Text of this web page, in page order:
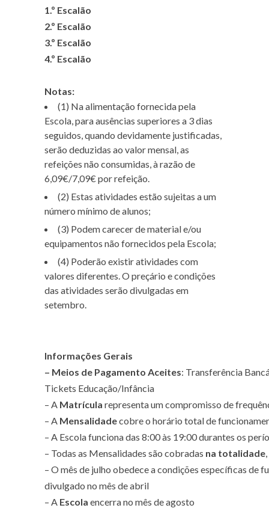
1.º Escalão
2.º Escalão
3.º Escalão
4.º Escalão
Notas:
(1) Na alimentação fornecida pela
Escola, para ausências superiores a 3 dias
seguidos, quando devidamente justificadas,
serão deduzidas ao valor mensal, as
refeições não consumidas, à razão de
6,09€/7,09€ por refeição.
(2) Estas atividades estão sujeitas a um
número mínimo de alunos;
(3) Podem carecer de material e/ou
equipamentos não fornecidos pela Escola;
(4) Poderão existir atividades com
valores diferentes. O preçário e condições
das atividades serão divulgadas em
setembro.
Informações Gerais
– Meios de Pagamento Aceites: Transferência
Tickets Educação/Infância
– A Matrícula representa um compromisso de
– A Mensalidadecobre o horário total de
– A Escola funciona das 8:00 às 19:00 durantes os
– Todas as Mensalidades são cobradas na totalidade
– O mês de julho obedece a condições específicas de
divulgado no mês de abril
– A Escola encerra no mês de agosto